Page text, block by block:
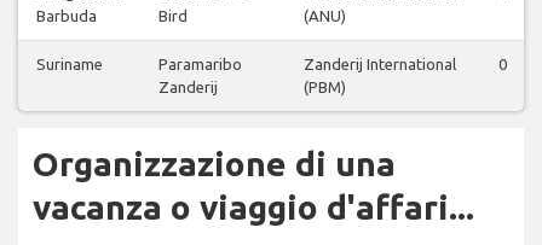
Barbuda
Bird
(ANU)
Suriname
Paramaribo
Zanderij
Zanderij International
(PBM)
0
Organizzazione di una
vacanza o viaggio d'affari...